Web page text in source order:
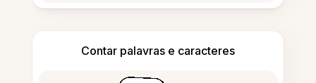
Contar palavras e caracteres